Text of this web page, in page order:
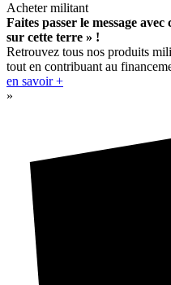
Acheter militant
Faites passer le message
sur cette terre » !
Retrouvez tous nos produits
tout en contribuant au
en savoir +
»